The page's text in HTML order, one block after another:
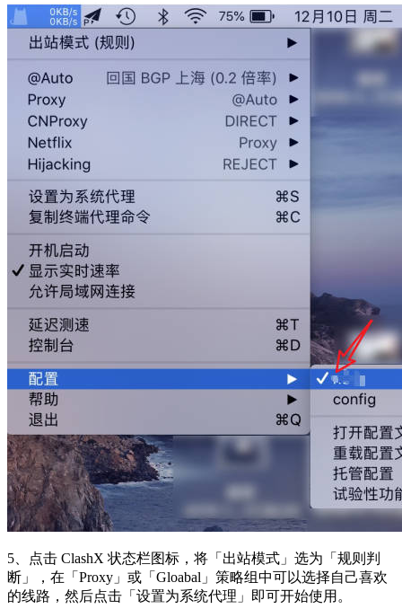
5、点击 ClashX 状态栏图标，将「出站模式」选为「规则判
断」，在「Proxy」或「Gloabal」策略组中可以选择自己喜欢
的线路，然后点击「设置为系统代理」即可开始使用。